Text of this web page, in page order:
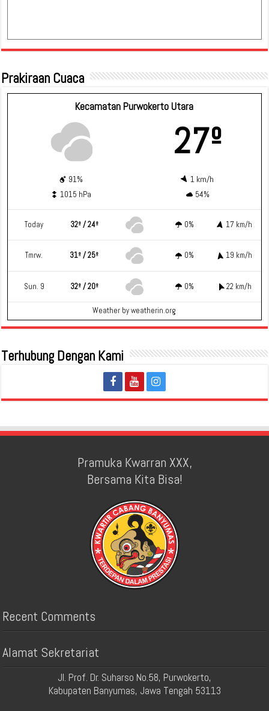
Prakiraan Cuaca
Kecamatan Purwokerto Utara
27º
91%
1 km/h
1015 hPa
54%
Today 32º / 24º 0% 17 km/h
Tmrw. 31º / 25º 0% 19 km/h
Sun. 9 32º / 20º 0% 22 km/h
Weather by weatherin.org
Terhubung Dengan Kami
Pramuka Kwarran XXX,
Bersama Kita Bisa!
Recent Comments
Alamat Sekretariat
Jl. Prof. Dr. Suharso No.58, Purwokerto,
Kabupaten Banyumas, Jawa Tengah 53113